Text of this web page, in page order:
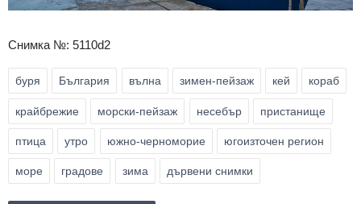
Снимка №: 5110d2
буря България вълна зимен-пейзаж кей кораб
крайбрежие морски-пейзаж несебър пристанище
птица утро южно-черноморие югоизточен регион
море градове зима дървени снимки